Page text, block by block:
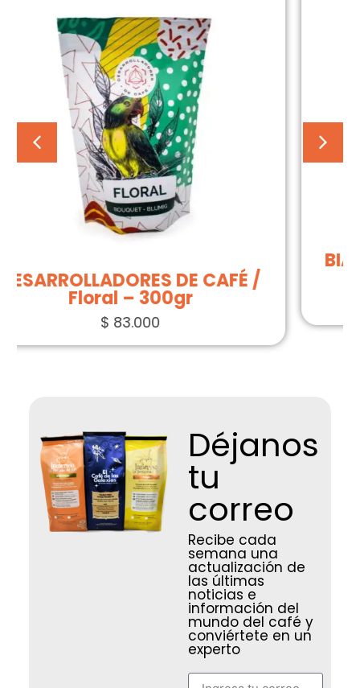
BIALETTI – Cafetera Brikka / 4
Tazas
$345.000
Déjanos
tu
correo
Recibe cada
semana una
actualización de
las últimas
noticias e
información del
mundo del café y
conviértete en un
experto